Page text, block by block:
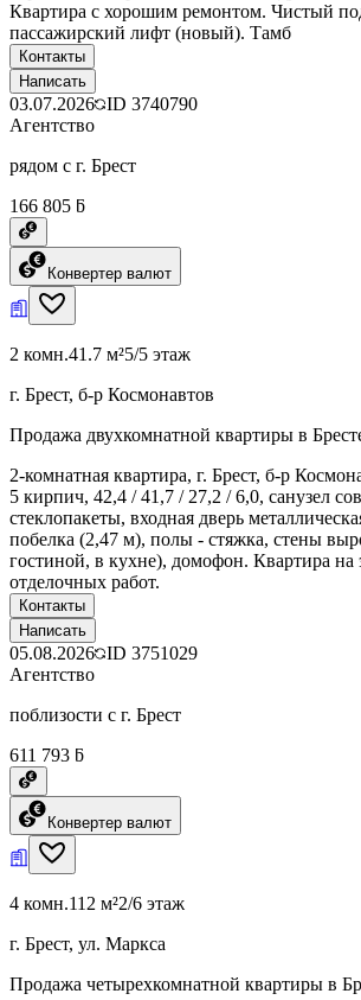
Квартира с хорошим ремонтом. Чистый
пассажирский лифт (новый). Тамб
Контакты
Написать
03.07.2026 ID 3740790
Агентство
рядом с г. Брест
166 805 ƃ
Конвертер валют
2 комн.41.7 м²5/5 этаж
г. Брест, б-р Космонавтов
Продажа двухкомнатной квартиры в
2-комнатная квартира, г. Брест, б-р
5 кирпич, 42,4 / 41,7 / 27,2 / 6,0, санузел
стеклопакеты, входная дверь
побелка (2,47 м), полы - стяжка, стены
гостиной, в кухне), домофон. Квартира на
отделочных работ.
Контакты
Написать
05.08.2026 ID 3751029
Агентство
поблизости с г. Брест
611 793 ƃ
Конвертер валют
4 комн.112 м²2/6 этаж
г. Брест, ул. Маркса
Продажа четырехкомнатной квартиры в